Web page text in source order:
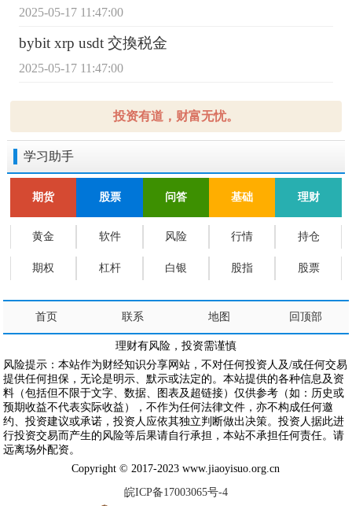
2025-05-17 11:47:00
bybit xrp usdt 交換税金
2025-05-17 11:47:00
投资有道，财富无忧。
学习助手
期货 股票 问答 基础 理财
黄金 软件 风险 行情 持仓
期权 杠杆 白银 股指 股票
首页 联系 地图 回顶部
理财有风险，投资需谨慎
风险提示：本站作为财经知识分享网站，不对任何投资人及/或任何交易
提供任何担保，无论是明示、默示或法定的。本站提供的各种信息及资
料（包括但不限于文字、数据、图表及超链接）仅供参考（如：历史或
预期收益不代表实际收益），不作为任何法律文件，亦不构成任何邀
约、投资建议或承诺，投资人应依其独立判断做出决策。投资人据此进
行投资交易而产生的风险等后果请自行承担，本站不承担任何责任。请
远离场外配资。
Copyright © 2017-2023 www.jiaoyisuo.org.cn
皖ICP备17003065号-4